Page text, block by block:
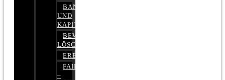
BANK-
UND
KAPITALMARKTRECHT
BEWERTUNGEN
LÖSCHEN
ERBRECHT
FAIRMIETEN
–